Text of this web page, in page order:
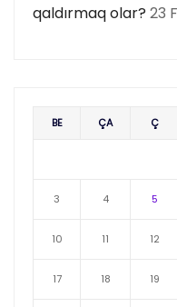
qaldırmaq olar? 23
BE ÇA Ç
3 4 5
10 11 12
17 18 19